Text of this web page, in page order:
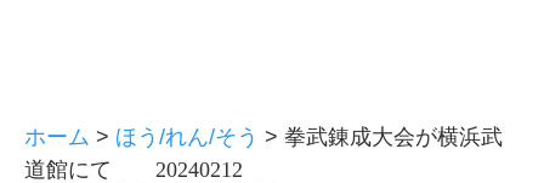
ホーム > ほう/れん/そう > 拳武錬成大会が横浜武
道館にて 20240212